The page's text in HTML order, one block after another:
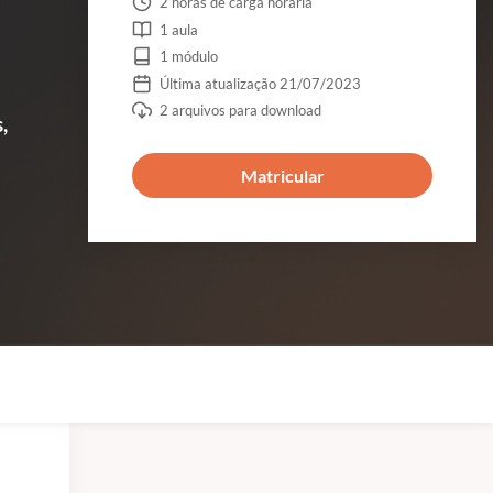
1 aula
1 módulo
Última atualização 21/07/2023
2 arquivos para download
Matricular